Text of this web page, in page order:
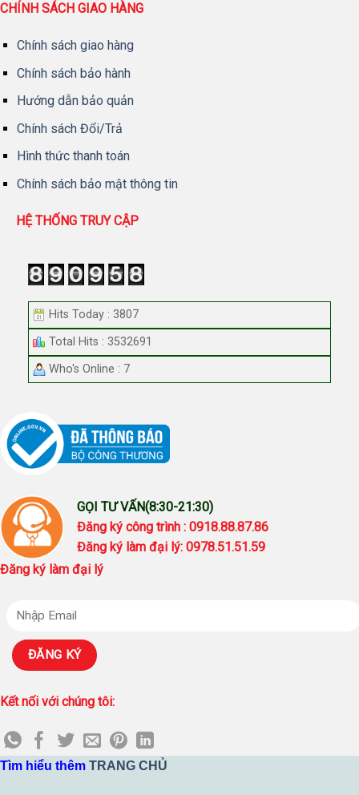
CHÍNH SÁCH GIAO HÀNG
Chính sách giao hàng
Chính sách bảo hành
Hướng dẫn bảo quản
Chính sách Đổi/Trả
Hình thức thanh toán
Chính sách bảo mật thông tin
HỆ THỐNG TRUY CẬP
Hits Today : 3807
Total Hits : 3532691
Who's Online : 7
GỌI TƯ VẤN(8:30-21:30)
Đăng ký công trình : 0918.88.87.86
Đăng ký làm đại lý: 0978.51.51.59
Đăng ký làm đại lý
Kết nối với chúng tôi:
Tìm hiểu thêm TRANG CHỦ